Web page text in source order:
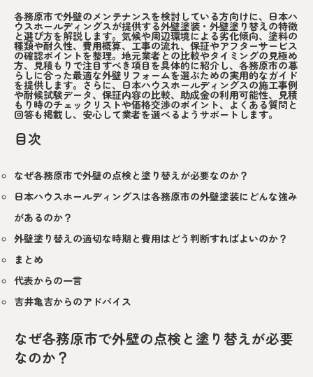
各務原市で外壁のメンテナンスを検討している方向けに、日本ハ
ウスホールディングスが提供する外壁塗装・外壁塗り替えの特徴
と選び方を解説します。気候や周辺環境による劣化傾向、塗料の
種類や耐久性、費用概算、工事の流れ、保証やアフターサービス
の確認ポイントを整理。地元業者との比較やタイミングの見極め
方、見積もりで注目すべき項目を具体的に紹介し、各務原市の暮
らしに合った最適な外壁リフォームを選ぶための実用的なガイド
を提供します。さらに、日本ハウスホールディングスの施工事例
や耐候試験データ、保証内容の比較、助成金の利用可能性、見積
もり時のチェックリストや価格交渉のポイント、よくある質問と
回答も掲載し、安心して業者を選べるようサポートします。
目次
なぜ各務原市で外壁の点検と塗り替えが必要なのか？
日本ハウスホールディングスは各務原市の外壁塗装にどんな強み
があるのか？
外壁塗り替えの適切な時期と費用はどう判断すればよいのか？
まとめ
代表からの一言
吉井亀吉からのアドバイス
なぜ各務原市で外壁の点検と塗り替えが必要
なのか？